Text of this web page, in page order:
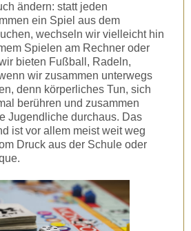
ändern: statt jeden
ein Spiel aus dem
wechseln wir vielleicht hin
Spielen am Rechner oder
bieten Fußball, Radeln,
wir zusammen unterwegs
denn körperliches Tun, sich
berühren und zusammen
Jugendliche durchaus. Das
ist vor allem meist weit weg
Druck aus der Schule oder